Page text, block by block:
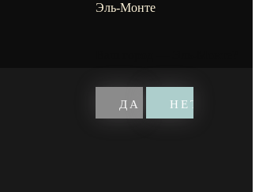
Эль-Монте